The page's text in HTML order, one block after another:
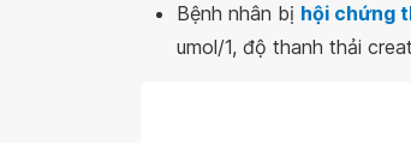
Bệnh nhân bị hội chứng
umol/1, độ thanh thải